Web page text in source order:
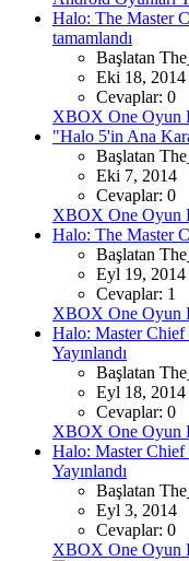
Halo: The Master
tamamlandı
Başlatan
Eki 18, 2014
Cevaplar: 0
XBOX One Oyun
"Halo 5'in Ana
Başlatan
Eki 7, 2014
Cevaplar: 0
XBOX One Oyun
Halo: The Master
Başlatan
Eyl 19, 2014
Cevaplar: 1
XBOX One Oyun
Halo: Master
Yayınlandı
Başlatan
Eyl 18, 2014
Cevaplar: 0
XBOX One Oyun
Halo: Master Chief
Yayınlandı
Başlatan
Eyl 3, 2014
Cevaplar: 0
XBOX One Oyun